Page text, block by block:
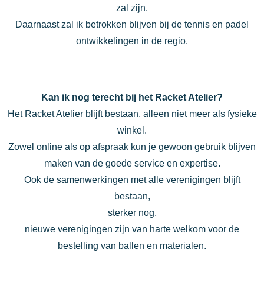
zal zijn.
Daarnaast zal ik betrokken blijven bij de tennis en padel
ontwikkelingen in de regio.
Kan ik nog terecht bij het Racket Atelier?
Het Racket Atelier blijft bestaan, alleen niet meer als fysieke
winkel.
Zowel online als op afspraak kun je gewoon gebruik blijven
maken van de goede service en expertise.
Ook de samenwerkingen met alle verenigingen blijft
bestaan,
sterker nog,
nieuwe verenigingen zijn van harte welkom voor de
bestelling van ballen en materialen.